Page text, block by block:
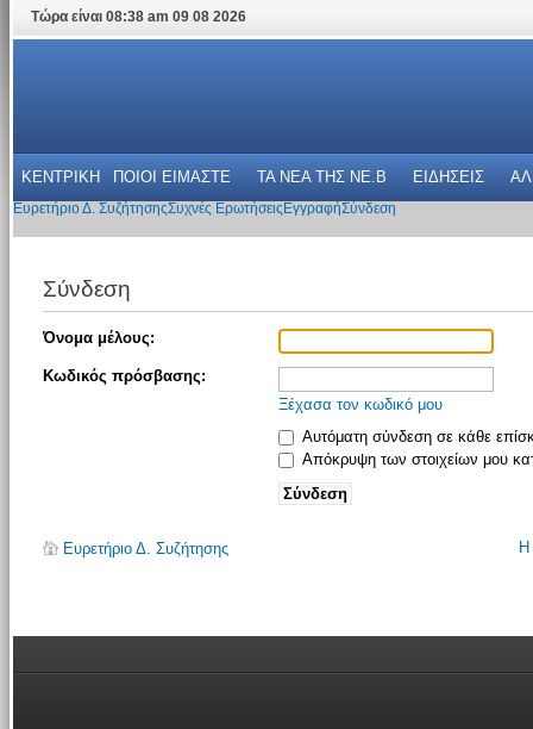
Τώρα είναι 08:38 am 09 08 2026
ΚΕΝΤΡΙΚΗ ΠΟΙΟΙ ΕΙΜΑΣΤΕ ΤΑ ΝΕΑ THΣ NE.B ΕΙΔΗΣΕΙΣ
Ευρετήριο Δ. ΣυζήτησηςΣυχνές Ερωτήσεις ΕγγραφήΣύνδεση
Σύνδεση
Όνομα μέλους:
Κωδικός πρόσβασης:
Ξέχασα τον κωδικό μου
Αυτόματη σύνδεση σε κάθε
Απόκρυψη των στοιχείων μου
Ευρετήριο Δ. Συζήτησης Η